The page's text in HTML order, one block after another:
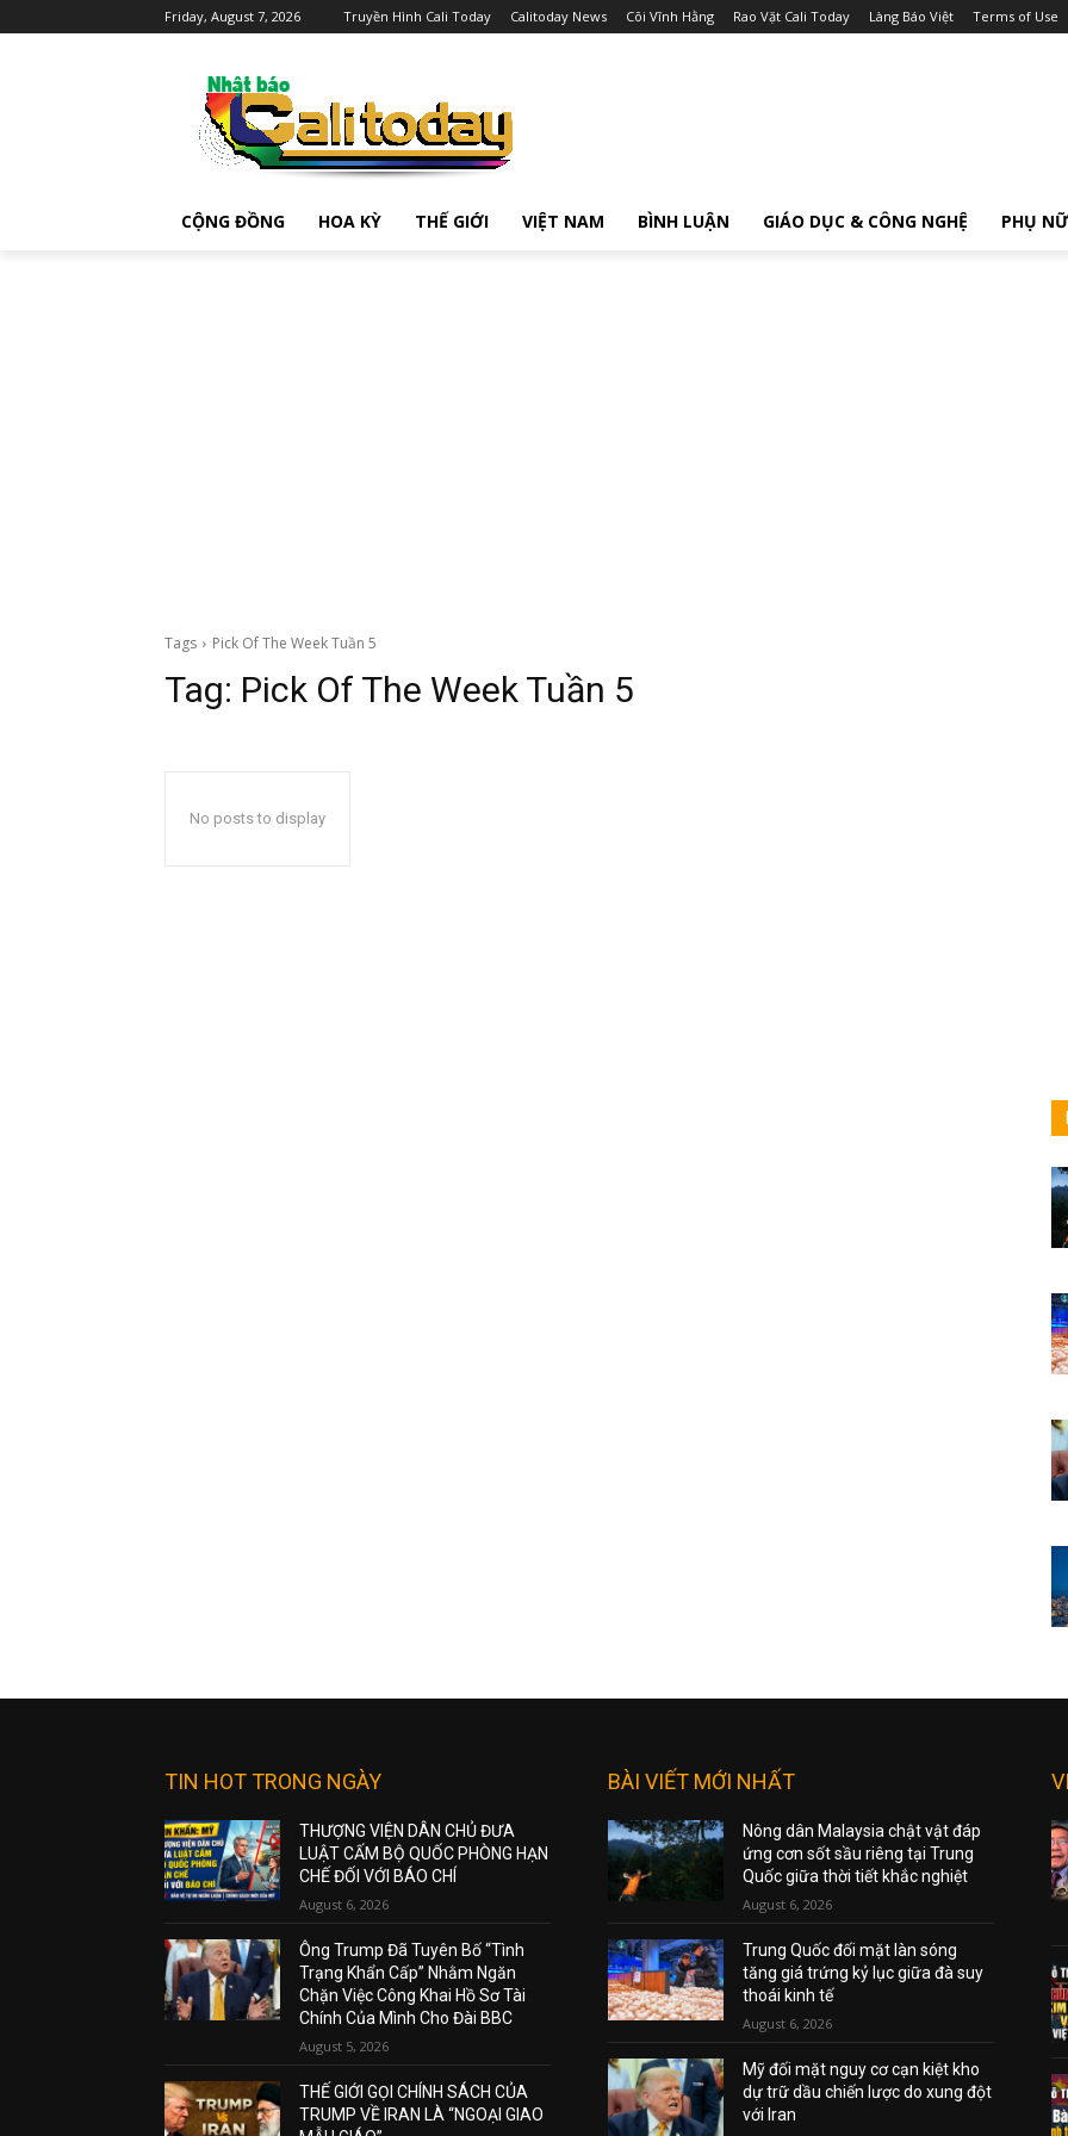
Friday, August 7, 2026 Truyền Hình Cali Today Calitoday News Cõi Vĩnh Hằng Rao Vặt Cali Today Làng Báo Việt Terms of Use
CỘNG ĐỒNG HOA KỲ THẾ GIỚI VIỆT NAM BÌNH LUẬN GIÁO DỤC & CÔNG NGHỆ PHỤ NỮ
Tags Pick Of The Week Tuần 5
Tag: Pick Of The Week Tuần 5
No posts to display
TIN HOT TRONG NGÀY
THƯỢNG VIỆN DÂN CHỦ ĐƯA
LUẬT CẤM BỘ QUỐC PHÒNG HẠN
CHẾ ĐỐI VỚI BÁO CHÍ
August 6, 2026
Ông Trump Đã Tuyên Bố “Tình
Trạng Khẩn Cấp” Nhằm Ngăn
Chặn Việc Công Khai Hồ Sơ Tài
Chính Của Mình Cho Đài BBC
August 5, 2026
THẾ GIỚI GỌI CHÍNH SÁCH CỦA
TRUMP VỀ IRAN LÀ “NGOẠI GIAO
BÀI VIẾT MỚI NHẤT
Nông dân Malaysia chật vật đáp
ứng cơn sốt sầu riêng tại Trung
Quốc giữa thời tiết khắc nghiệt
August 6, 2026
Trung Quốc đối mặt làn sóng
tăng giá trứng kỷ lục giữa đà suy
thoái kinh tế
August 6, 2026
Mỹ đối mặt nguy cơ cạn kiệt kho
dự trữ dầu chiến lược do xung đột
với Iran